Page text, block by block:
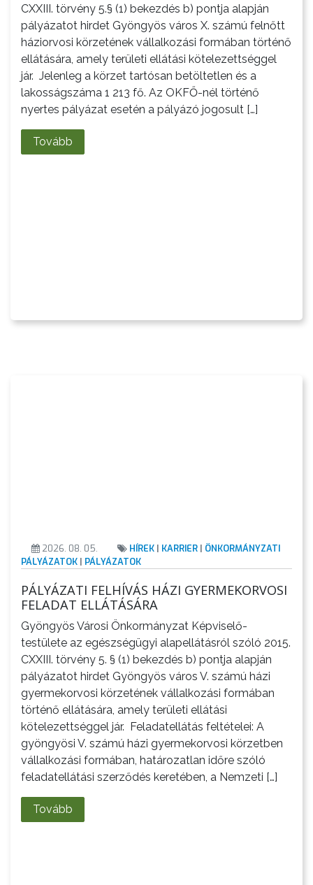
VÁROS
AZ
ÉPÜLŐ
VÁROS
CXXIII. törvény 5.§ (1) bekezdés b) pontja alapján
pályázatot hirdet Gyöngyös város X. számú felnőtt
háziorvosi körzetének vállalkozási formában történő
ellátására, amely területi ellátási kötelezettséggel
jár. Jelenleg a körzet tartósan betöltetlen és a
lakosságszáma 1 213 fő. Az OKFŐ-nél történő
nyertes pályázat esetén a pályázó jogosult […]
Tovább
2026. 08. 05. HÍREK | KARRIER | ÖNKORMÁNYZATI
PÁLYÁZATOK | PÁLYÁZATOK
PÁLYÁZATI FELHÍVÁS HÁZI GYERMEKORVOSI
FELADAT ELLÁTÁSÁRA
Gyöngyös Városi Önkormányzat Képviselő-
testülete az egészségügyi alapellátásról szóló 2015.
CXXIII. törvény 5. § (1) bekezdés b) pontja alapján
pályázatot hirdet Gyöngyös város V. számú házi
gyermekorvosi körzetének vállalkozási formában
történő ellátására, amely területi ellátási
kötelezettséggel jár. Feladatellátás feltételei: A
gyöngyösi V. számú házi gyermekorvosi körzetben
vállalkozási formában, határozatlan időre szóló
feladatellátási szerződés keretében, a Nemzeti […]
Tovább